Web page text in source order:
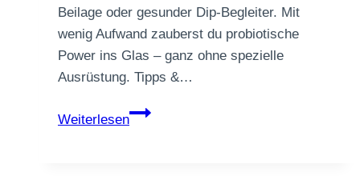
Beilage oder gesunder Dip-Begleiter. Mit
wenig Aufwand zauberst du probiotische
Power ins Glas – ganz ohne spezielle
Ausrüstung. Tipps &…
Weiterlesen
Fermentierte